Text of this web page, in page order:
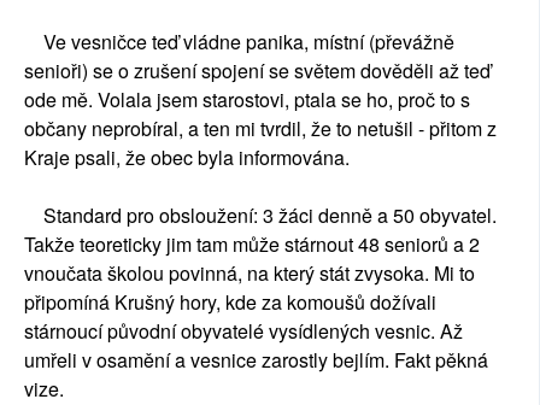
Ve vesničce teď vládne panika, místní (převážně
senioři) se o zrušení spojení se světem dověděli až teď
ode mě. Volala jsem starostovi, ptala se ho, proč to s
občany neprobíral, a ten mi tvrdil, že to netušil - přitom z
Kraje psali, že obec byla informována.
Standard pro obsloužení: 3 žáci denně a 50 obyvatel.
Takže teoreticky jim tam může stárnout 48 seniorů a 2
vnoučata školou povinná, na který stát zvysoka. Mi to
připomíná Krušný hory, kde za komoušů dožívali
stárnoucí původní obyvatelé vysídlených vesnic. Až
umřeli v osamění a vesnice zarostly bejlím. Fakt pěkná
vize.